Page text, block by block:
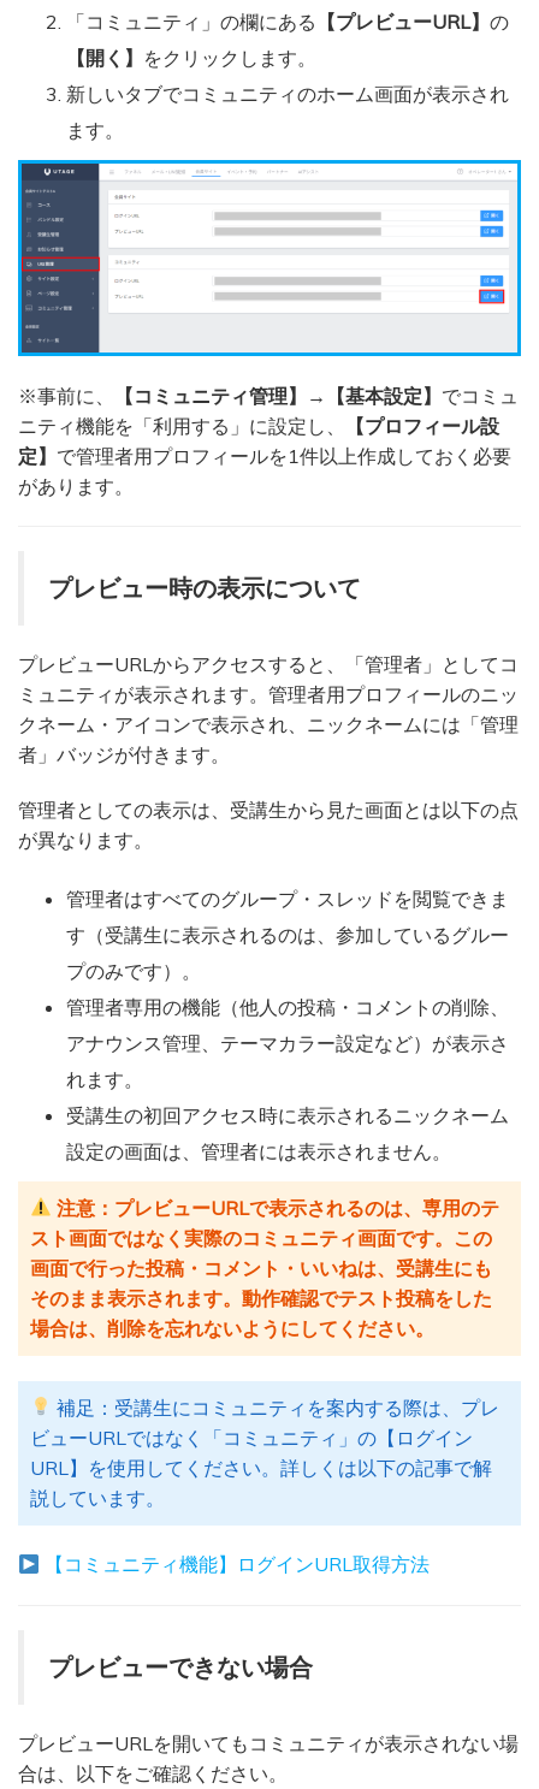
「コミュニティ」の欄にある 【プレビューURL】 の
【開く】 をクリックします。
新しいタブでコミュニティのホーム画面が表示され
ます。
※事前に、 【コミュニティ管理】 → 【基本設定】 でコミュ
ニティ機能を「利用する」に設定し、
【プロフィール設
定】 で管理者用プロフィールを1件以上作成しておく必要
があります。
プレビュー時の表示について
プレビューURLからアクセスすると、「管理者」としてコ
ミュニティが表示されます。管理者用プロフィールのニッ
クネーム・アイコンで表示され、ニックネームには「管理
者」バッジが付きます。
管理者としての表示は、受講生から見た画面とは以下の点
が異なります。
管理者はすべてのグループ・スレッドを閲覧できま
す（受講生に表示されるのは、参加しているグルー
プのみです）。
管理者専用の機能（他人の投稿・コメントの削除、
アナウンス管理、テーマカラー設定など）が表示さ
れます。
受講生の初回アクセス時に表示されるニックネーム
設定の画面は、管理者には表示されません。
注意：プレビューURLで表示されるのは、専用のテ
スト画面ではなく実際のコミュニティ画面です。この
画面で行った投稿・コメント・いいねは、受講生にも
そのまま表示されます。動作確認でテスト投稿をした
場合は、削除を忘れないようにしてください。
補足：受講生にコミュニティを案内する際は、プレ
ビューURLではなく「コミュニティ」の【ログイン
URL】を使用してください。詳しくは以下の記事で解
説しています。
【コミュニティ機能】ログインURL取得方法
プレビューできない場合
プレビューURLを開いてもコミュニティが表示されない場
合は、以下をご確認ください。